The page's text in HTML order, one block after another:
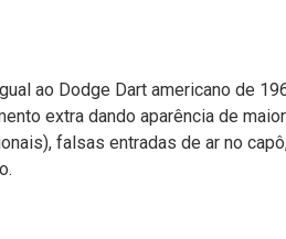
ao Dodge Dart americano de
extra dando aparência de
falsas entradas de ar no